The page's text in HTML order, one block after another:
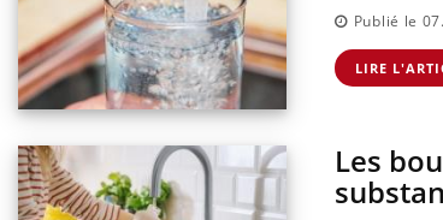
Publié le
LIRE
Les